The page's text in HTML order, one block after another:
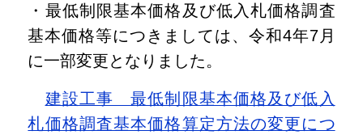
・最低制限基本価格及び低入札価格調査
基本価格等につきましては、令和4年7月
に一部変更となりました。
建設工事 最低制限基本価格及び低入
札価格調査基本価格算定方法の変更につ